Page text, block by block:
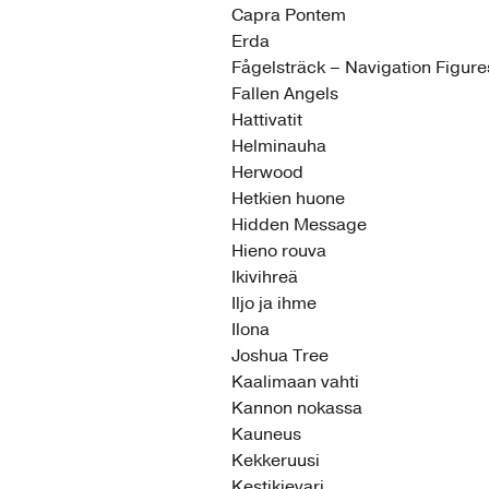
Capra Pontem
Erda
Fågelsträck – Navigation
Fallen Angels
Hattivatit
Helminauha
Herwood
Hetkien huone
Hidden Message
Hieno rouva
Ikivihreä
Iljo ja ihme
Ilona
Joshua Tree
Kaalimaan vahti
Kannon nokassa
Kauneus
Kekkeruusi